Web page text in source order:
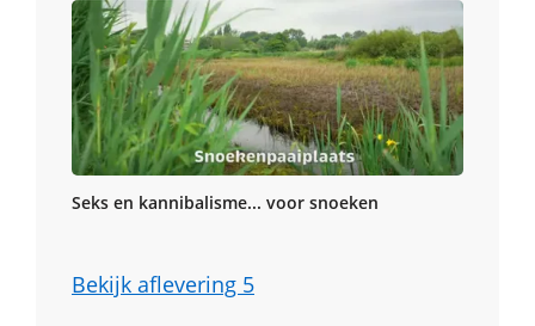
Seks en kannibalisme... voor snoeken
Bekijk aflevering 5